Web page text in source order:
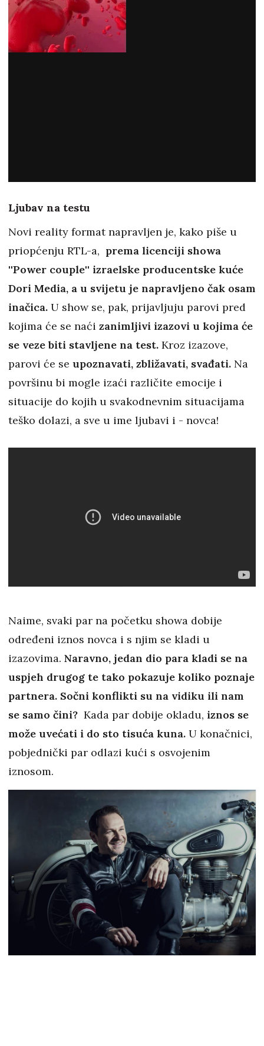
Ljubav na testu
Novi reality format napravljen je, kako piše u
priopćenju RTL-a, prema licenciji showa
''Power couple'' izraelske producentske kuće
Dori Media, a u svijetu je napravljeno čak osam
inačica. U show se, pak, prijavljuju parovi pred
kojima će se naći zanimljivi izazovi u kojima će
se veze biti stavljene na test. Kroz izazove,
parovi će se upoznavati, zbližavati, svađati. Na
površinu bi mogle izaći različite emocije i
situacije do kojih u svakodnevnim situacijama
teško dolazi, a sve u ime ljubavi i - novca!
Naime, svaki par na početku showa dobije
određeni iznos novca i s njim se kladi u
izazovima. Naravno, jedan dio para kladi se na
uspjeh drugog te tako pokazuje koliko poznaje
partnera. Sočni konflikti su na vidiku ili nam
se samo čini? Kada par dobije okladu, iznos se
može uvećati i do sto tisuća kuna. U konačnici,
pobjednički par odlazi kući s osvojenim
iznosom.